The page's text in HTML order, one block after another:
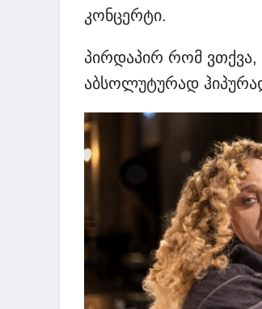
კონცერტი.
პირდაპირ რომ ვთქვა,
აბსოლუტურად